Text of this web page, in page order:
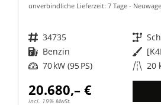
unverbindliche Lieferzeit: 7 Tage
Fahrzeugnr. 34735 Getriebe
Kraftstoff Benzin Außenfarbe
Leistung 70 kW (95 PS) Kilometerstand 20
20.680,– €
incl. 19% MwSt.